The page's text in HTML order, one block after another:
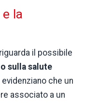
la
il possibile
sulla salute
che un
associato a un